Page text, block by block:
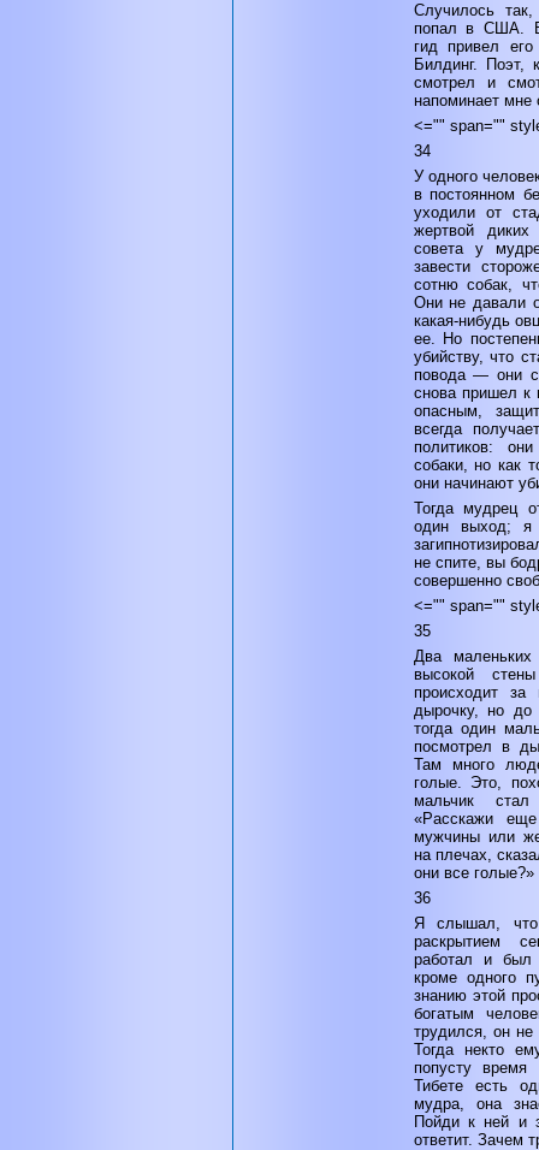
Случилось
попал в США.
гид привел
Билдинг. Поэт,
смотрел и
напоминает мне
<="" span=""
34
У одного
в постоянном
уходили от
жертвой
совета у
завести
сотню собак,
Они не давали
какая-нибудь
ее. Но
убийству, что
повода — они
снова пришел к
опасным,
всегда
политиков:
собаки, но как
они начинают
Тогда мудрец
один выход;
не спите, вы
совершенно
<="" span=""
35
Два
высокой
происходит
дырочку, но до
тогда один
посмотрел в
Там много
голые. Это,
мальчик
«Расскажи
мужчины или
на плечах,
они все голые?»
36
Я слышал, что
раскрытием
работал и был
кроме одного
знанию этой
богатым
трудился, он не
Тогда некто
попусту
Тибете есть
мудра, она
Пойди к ней и
ответит. Зачем